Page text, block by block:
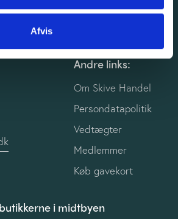
Afvis
Andre links:
Om Skive Handel
Persondatapolitik
Vedtægter
Medlemmer
Køb gavekort
i midtbyen